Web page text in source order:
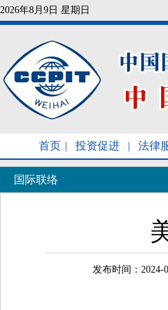
2026年8月9日 星期日
首页 | 投资促进 | 法律
国际联络
发布时间：2024-